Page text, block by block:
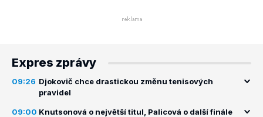
Expres zprávy
09:26 Djokovič chce drastickou změnu tenisových
pravidel
09:00 Knutsonová o největší titul, Palicová o další finále